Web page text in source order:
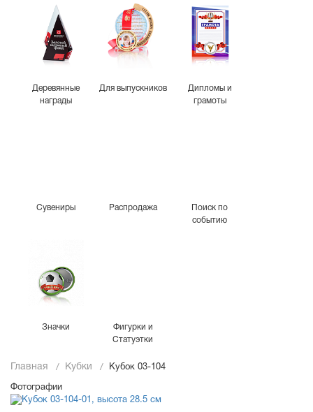
Деревянные
награды
Для выпускников
Дипломы и
грамоты
Сувениры Распродажа
Поиск по
событию
Значки
Фигурки и
Статуэтки
Главная Кубки Кубок 03-104
Фотографии